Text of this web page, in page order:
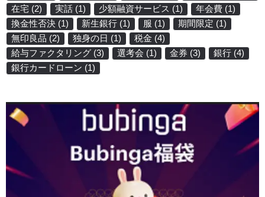
在宅 (2) 実話 (1) 少額融資サービス (1) 年会費 (1)
換金性否決 (1) 新生銀行 (1) 服 (1) 期間限定 (1)
無印良品 (2) 独身の日 (1) 税金 (4)
給与ファクタリング (3) 選考会 (1) 金券 (3) 銀行 (4)
銀行カードローン (1)